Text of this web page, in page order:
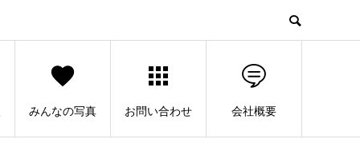
みんなの写真 お問い合わせ 会社概要